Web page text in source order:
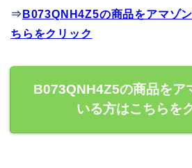
⇒ B073QNH4Z5の商品をアマゾ
ちらをクリック
B073QNH4Z5の商品をア
いる方はこちらを